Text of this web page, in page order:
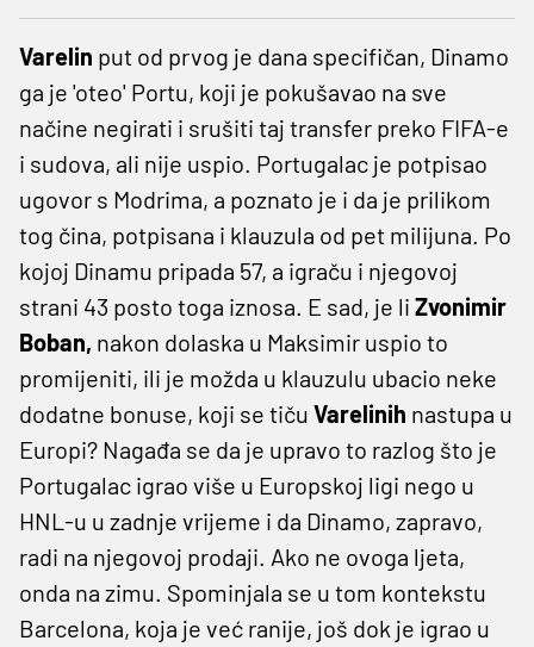
Varelin put od prvog je dana specifičan, Dinamo
ga je 'oteo' Portu, koji je pokušavao na sve
načine negirati i srušiti taj transfer preko FIFA-e
i sudova, ali nije uspio. Portugalac je potpisao
ugovor s Modrima, a poznato je i da je prilikom
tog čina, potpisana i klauzula od pet milijuna. Po
kojoj Dinamu pripada 57, a igraču i njegovoj
strani 43 posto toga iznosa. E sad, je li Zvonimir
Boban, nakon dolaska u Maksimir uspio to
promijeniti, ili je možda u klauzulu ubacio neke
dodatne bonuse, koji se tiču Varelinih nastupa u
Europi? Nagađa se da je upravo to razlog što je
Portugalac igrao više u Europskoj ligi nego u
HNL-u u zadnje vrijeme i da Dinamo, zapravo,
radi na njegovoj prodaji. Ako ne ovoga ljeta,
onda na zimu. Spominjala se u tom kontekstu
Barcelona, koja je već ranije, još dok je igrao u